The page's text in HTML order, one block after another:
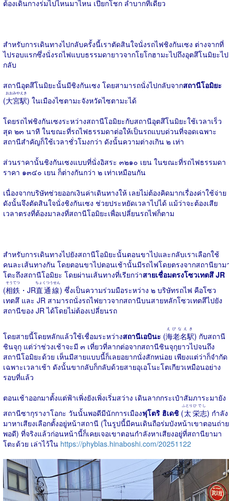
ต้องเดินกางร่มไปไหนมาไหน เปียกโชก ลำบากทีเดียว
สำหรับการเดินทางไปกลับครั้งนี้เราตัดสินใจนั่งรถไฟชิงกันเซง ต่างจากที่
ไปรอบแรกซึ่งนั่งรถไฟแบบธรรมดายาวจากโยโกฮามะไปถึงอุตสึโนมิยะไป
กลับ
สถานีอุตสึโนมิยะนั้นมีชิงกันเซง โดยสามารถนั่งไปกลับจากสถานีโอมิยะ
(大宮駅
おおみやえき
) ในเมืองไซตามะจังหวัดไซตามะได้
โดยรถไฟชิงกันเซงระหว่างสถานีโอมิยะกับสถานีอุตสึโนมิยะใช้เวลาเร็ว
สุด ๒๓ นาที ในขณะที่รถไฟธรรมดาต่อให้เป็นรถแบบด่วนที่จอดเฉพาะ
สถานีสำคัญก็ใช้เวลาชั่วโมงกว่า ดังนั้นความต่างเกิน ๒ เท่า
ส่วนราคานั้นชิงกันเซงแบบที่นั่งอิสระ ๓๒๑๐ เยน ในขณะที่รถไฟธรรมดา
ราคา ๑๓๔๐ เยน ก็ต่างกันกว่า ๒ เท่าเหมือนกัน
เนื่องจากบริษัทช่วยออกเงินค่าเดินทางให้ เลยไม่ต้องคิดมากเรื่องค่าใช้จ่าย
ดังนั้นจึงตัดสินใจนั่งชิงกันเซง ช่วยประหยัดเวลาไปได้ แม้ว่าจะต้องเสีย
เวลาตรงที่ต้องมาลงที่สถานีโอมิยะเพื่อเปลี่ยนรถไฟก็ตาม
สำหรับการเดินทางไปยังสถานีโอมิยะนั้นตอนขาไปและกลับเราเลือกใช้
คนละเส้นทางกัน โดยตอนขาไปตอนเช้านั้นมีรถไฟโดยตรงจากสถานียาม
โตะถึงสถานีโอมิยะ โดยผ่านเส้นทางที่เรียกว่าสายเชื่อมตรงโซวเทตสึ JR
(相鉄
そうてつ
・JR直通線
ちょくつうせん
) ซึ่งเป็นความร่วมมือระหว่าง ๒​ บริษัทรถไฟ คือโซว
เทตสึ และ JR สามารถนั่งรถไฟยาวจากสถานีบนสายหลักโซวเทตสึไปยัง
สถานีของ JR ได้โดยไม่ต้องเปลี่ยนรถ
โดยสายนี้โดยหลักแล้วใช้เชื่อมระหว่างสถานีเอบินะ (海老名駅
えびなえき
) กับสถานี
ชินจุกุ แต่ว่าช่วงเช้าจะมี ๓ เที่ยวที่ลากต่อจากสถานีชินจุกุยาวไปจนถึง
สถานีโอมิยะด้วย เห็นมีสายแบบนี้ก็เลยอยากนั่งสักหน่อย เพียงแต่ว่าก็จำกัด
เฉพาะเวลาเช้า ดังนั้นขากลับก็กลับด้วยสายอุเอโนะโตเกียวเหมือนอย่าง
รอบที่แล้ว
ตอนเช้าออกมาตั้งแต่ฟ้าเพิ่งยังเพิ่งเริ่มสว่าง เดินลากกระเป๋าสัมภาระมายัง
สถานีซากุรางาโอกะ วันนั้นพอดีมีนักการเมืองฟุโตริ ฮิเดชิ (太
ふとり
栄志
ひでし
) กำลัง
มาหาเสียงเลือกตั้งอยู่หน้าสถานี (ในรูปนี้มีคนเดินถือร่มบังหน้าเขาตอนถ่าย
พอดี) ที่จริงแล้วก่อนหน้านี้ก็เคยเจอเขาตอนกำลังหาเสียงอยู่ที่สถานียามา
โตะด้วย เล่าไว้ใน https://phyblas.hinaboshi.com/20251122